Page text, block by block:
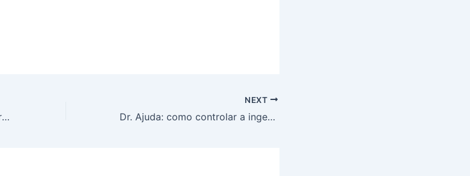
PREVISÃO DO TEMPO: Norte terá chuvas intensas, neste sábado (22)
NEXT
Dr. Ajuda: como controlar a ingestão de sódio na hipertensão arterial?